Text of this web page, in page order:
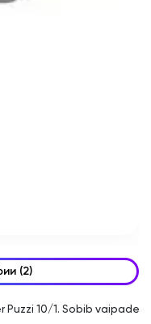
Все фотографии (2)
Puzzi 10/1. Sobib